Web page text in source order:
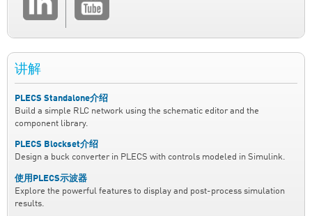
讲解
PLECS Standalone介绍
Build a simple RLC network using the schematic editor and the
component library.
PLECS Blockset介绍
Design a buck converter in PLECS with controls modeled in Simulink.
使用PLECS示波器
Explore the powerful features to display and post-process simulation
results.